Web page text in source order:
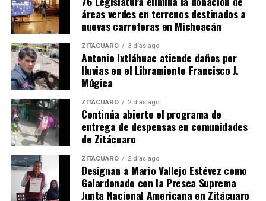
Estrategias coordinadas entre gobiernos estatal y
federal
Apoyo continuo a la planta docente
Mejora en la calidad educativa
Se garantizará que los estudiantes michoacanos
desarrollen su máximo potencial académico.
Comparte con:
áreas verdes en terrenos destinados a
nuevas carreteras en Michoacán
ZITÁCUARO 3 días ago
Antonio Ixtláhuac atiende daños por
lluvias en el Libramiento Francisco J.
Múgica
ZITÁCUARO 2 días ago
Continúa abierto el programa de
entrega de despensas en comunidades
de Zitácuaro
ZITÁCUARO 2 días ago
Designan a Mario Vallejo Estévez como
Galardonado con la Presea Suprema
Junta Nacional Americana en Zitácuaro